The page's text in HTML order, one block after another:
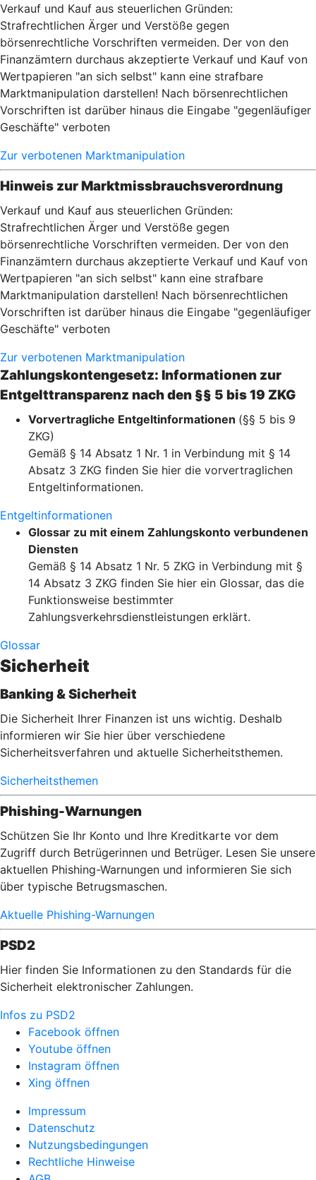
Verkauf und Kauf aus steuerlichen Gründen:
Strafrechtlichen Ärger und Verstöße gegen
börsenrechtliche Vorschriften vermeiden. Der von den
Finanzämtern durchaus akzeptierte Verkauf und Kauf von
Wertpapieren "an sich selbst" kann eine strafbare
Marktmanipulation darstellen! Nach börsenrechtlichen
Vorschriften ist darüber hinaus die Eingabe "gegenläufiger
Geschäfte" verboten
Zur verbotenen Marktmanipulation
Hinweis zur Marktmissbrauchsverordnung
Verkauf und Kauf aus steuerlichen Gründen:
Strafrechtlichen Ärger und Verstöße gegen
börsenrechtliche Vorschriften vermeiden. Der von den
Finanzämtern durchaus akzeptierte Verkauf und Kauf von
Wertpapieren "an sich selbst" kann eine strafbare
Marktmanipulation darstellen! Nach börsenrechtlichen
Vorschriften ist darüber hinaus die Eingabe "gegenläufiger
Geschäfte" verboten
Zur verbotenen Marktmanipulation
Zahlungskontengesetz: Informationen zur
Entgelttransparenz nach den §§ 5 bis 19 ZKG
Vorvertragliche Entgeltinformationen (§§ 5 bis 9
ZKG)
Gemäß § 14 Absatz 1 Nr. 1 in Verbindung mit § 14
Absatz 3 ZKG finden Sie hier die vorvertraglichen
Entgeltinformationen.
Entgeltinformationen
Glossar zu mit einem Zahlungskonto verbundenen
Diensten
Gemäß § 14 Absatz 1 Nr. 5 ZKG in Verbindung mit §
14 Absatz 3 ZKG finden Sie hier ein Glossar, das die
Funktionsweise bestimmter
Zahlungsverkehrsdienstleistungen erklärt.
Glossar
Sicherheit
Banking & Sicherheit
Die Sicherheit Ihrer Finanzen ist uns wichtig. Deshalb
informieren wir Sie hier über verschiedene
Sicherheitsverfahren und aktuelle Sicherheitsthemen.
Sicherheitsthemen
Phishing-Warnungen
Schützen Sie Ihr Konto und Ihre Kreditkarte vor dem
Zugriff durch Betrügerinnen und Betrüger. Lesen Sie unsere
aktuellen Phishing-Warnungen und informieren Sie sich
über typische Betrugsmaschen.
Aktuelle Phishing-Warnungen
PSD2
Hier finden Sie Informationen zu den Standards für die
Sicherheit elektronischer Zahlungen.
Infos zu PSD2
Facebook öffnen
Youtube öffnen
Instagram öffnen
Xing öffnen
Impressum
Datenschutz
Nutzungsbedingungen
Rechtliche Hinweise